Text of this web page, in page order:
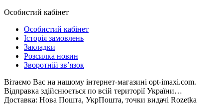
Особистий кабінет
Особистий кабінет
Історія замовлень
Закладки
Розсилка новин
Зворотній зв’язок
Вітаємо Вас на нашому інтернет-магазині opt-imaxi.com.
Відправка здійснюється по всій території України…
Доставка: Нова Пошта, УкрПошта, точки видачі Rozetka